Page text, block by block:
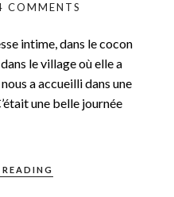
COMMENTS
intime, dans le cocon
le village où elle a
a accueilli dans une
une belle journée